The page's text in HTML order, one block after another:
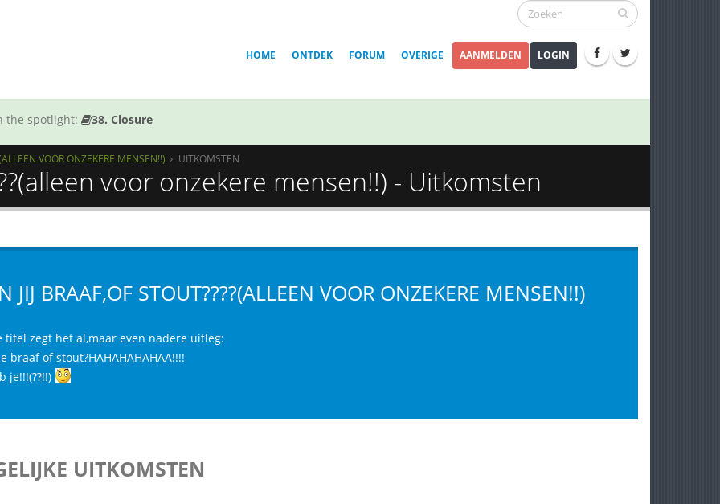
HOME ONTDEK FORUM OVERIGE AANMELDEN LOGIN
the spotlight: 38. Closure
VOOR ONZEKERE MENSEN!!) UITKOMSTEN
voor onzekere mensen!!) - Uitkomsten
JIJ BRAAF,OF STOUT????(ALLEEN VOOR ONZEKERE MENSEN!!)
titel zegt het al,maar even nadere uitleg:
braaf of stout?HAHAHAHAHAA!!!!
je!!!(??!!)
UITKOMSTEN